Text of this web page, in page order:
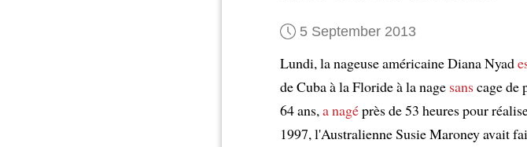
5 September 2013
Lundi, la nageuse américaine Diana Nyad
de Cuba à la Floride à la nage sanscage de
64 ans,a nagéprès de 53 heures pour
1997, l'Australienne Susie Maroney avait